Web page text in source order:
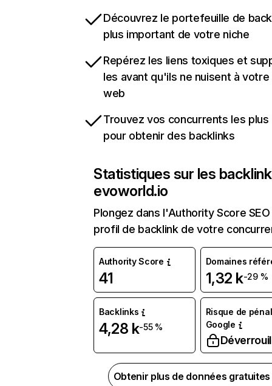
Découvrez le portefeuille de
plus important de votre niche
Repérez les liens toxiques et
les avant qu'ils ne nuisent à
web
Trouvez vos concurrents les
pour obtenir des backlinks
Statistiques sur les
evoworld.io
Plongez dans l'Authority Score
profil de backlink de votre
Authority Score
41
Domaines
1,32 k-29 %
Backlinks
4,28 k-55 %
Risque de
Google
Obtenir plus de données